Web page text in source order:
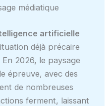
médiatique
artificielle
déjà précaire
En 2026, le paysage
épreuve, avec des
de nombreuses
ferment, laissant